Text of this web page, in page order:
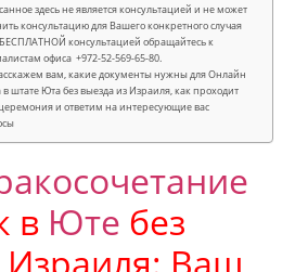
здесь не является консультацией и не может
консультацию для Вашего конкретного случая
консультацией обращайтесь к
офиса +972-52-569-65-80.
вам, какие документы нужны для Онлайн
в штате Юта без выезда из Израиля, как проходит
и ответим на интересующие вас
в Юте без